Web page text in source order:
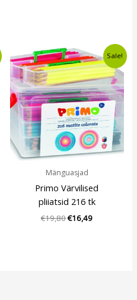
Sale!
Mänguasjad
Primo Värvilised
pliiatsid 216 tk
€19,80
Algne
hind
oli:
€19,80.
€16,49
Current
price
is:
€16,49.